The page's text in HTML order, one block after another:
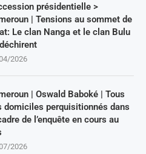
présidentielle >
| Tensions au sommet de
Le clan Nanga et le clan Bulu
2026
| Oswald Baboké | Tous
domiciles perquisitionnés dans
de l’enquête en cours au
2026